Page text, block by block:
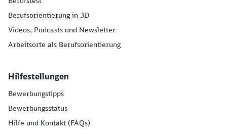
Berufsorientierung in 3D
Videos, Podcasts und Newsletter
Arbeitsorte als Berufsorientierung
Hilfestellungen
Bewerbungstipps
Bewerbungsstatus
Hilfe und Kontakt (FAQs)